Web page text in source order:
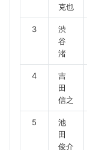
克也
3
渋
谷
渚
4
吉
田
信之
5
池
田
俊介